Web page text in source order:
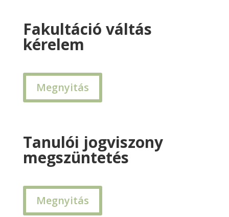
Fakultáció váltás
kérelem
Megnyitás
Tanulói jogviszony
megszüntetés
Megnyitás